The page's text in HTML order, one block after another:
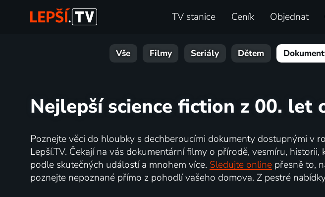
TV stanice Ceník Objednat
Vše Filmy Seriály Dětem
Nejlepší science fiction z 00. let
Poznejte věci do hloubky s dechberoucími dokumenty dostupnými v
Lepší.TV. Čekají na vás dokumentární filmy o přírodě, vesmíru, historii,
podle skutečných událostí a mnohem více. Sledujte onlinepřesně to,
poznejte nepoznané přímo z pohodlí vašeho domova. Z pestré